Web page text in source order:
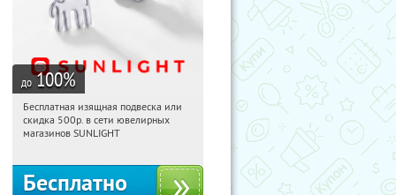
до 100%
14:36:13 Получили:
Россия
Бесплатная изящная подвеска или
скидка 500р. в сети ювелирных
магазинов SUNLIGHT
Бесплатно